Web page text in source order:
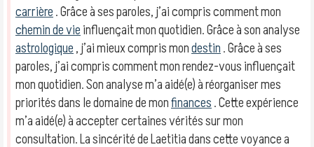
carrière. Grâce à ses paroles, j’ai compris comment mon
chemin de vieinfluençait mon quotidien. Grâce à son analyse
astrologique, j’ai mieux compris mondestin. Grâce à ses
paroles, j’ai compris comment mon rendez-vous influençait
mon quotidien. Son analyse m’a aidé(e) à réorganiser mes
priorités dans le domaine de monfinances. Cette expérience
m’a aidé(e) à accepter certaines vérités sur mon
consultation. La sincérité de Laetitia dans cette voyance a